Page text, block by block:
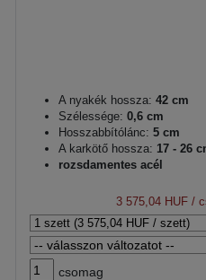
A nyakék hossza: 42 cm
Szélessége: 0,6 cm
Hosszabbítólánc: 5 cm
A karkötő hossza: 17 - 26
rozsdamentes acél
3 575,04 HUF /
csomag